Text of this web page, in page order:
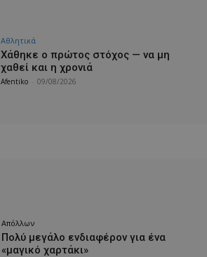
Αθλητικά
Χάθηκε ο πρώτος στόχος — να μη
χαθεί και η χρονιά
Afentiko 09/08/2026
Απόλλων
Πολύ μεγάλο ενδιαφέρον για ένα
«μαγικό χαρτάκι»